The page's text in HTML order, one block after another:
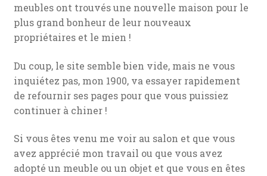
meubles ont trouvés une nouvelle maison pour le
plus grand bonheur de leur nouveaux
propriétaires et le mien !
Du coup, le site semble bien vide, mais ne vous
inquiétez pas, mon 1900, va essayer rapidement
de refournir ses pages pour que vous puissiez
continuer à chiner !
Si vous êtes venu me voir au salon et que vous
avez apprécié mon travail ou que vous avez
adopté un meuble ou un objet et que vous en êtes